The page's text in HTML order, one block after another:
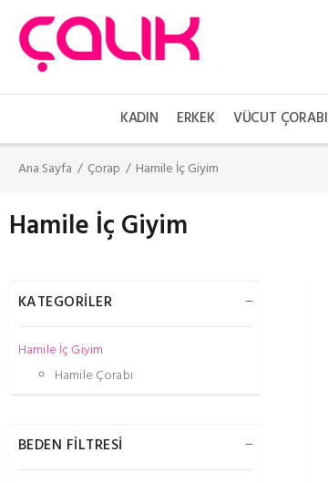
KADIN ERKEK VÜCUT ÇORABI
Ana Sayfa Çorap Hamile İç Giyim
Hamile İç Giyim
KATEGORİLER
Hamile İç Giyim
Hamile Çorabı
BEDEN FİLTRESİ